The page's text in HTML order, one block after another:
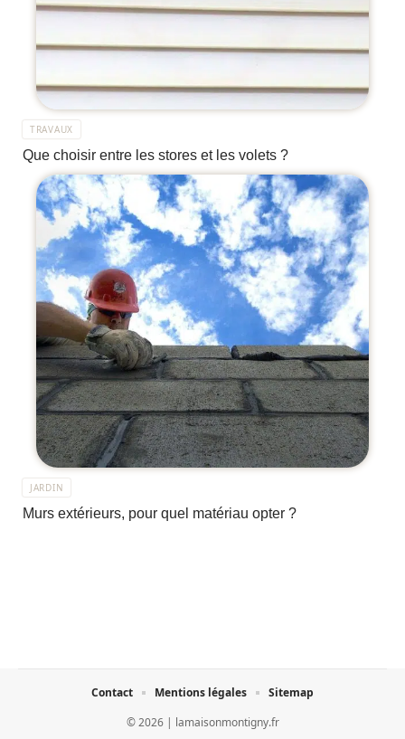
TRAVAUX
Que choisir entre les stores et les volets ?
JARDIN
Murs extérieurs, pour quel matériau opter ?
© 2026 | lamaisonmontigny.fr
Contact Mentions légales Sitemap